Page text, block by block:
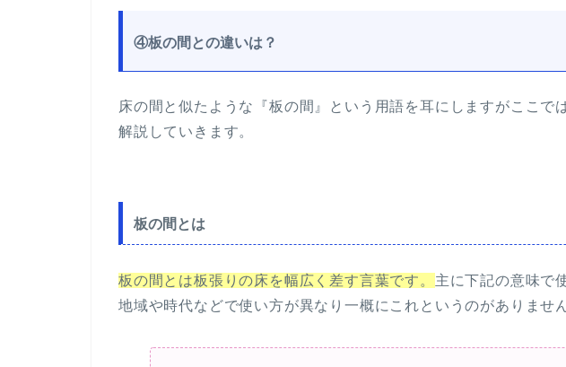
④板の間との違いは？
床の間と似たような『板の間』という用語を耳にしますがここで
解説していきます。
板の間とは
板の間とは板張りの床を幅広く差す言葉です。 主に下記の意味で
地域や時代などで使い方が異なり一概にこれというのがありません